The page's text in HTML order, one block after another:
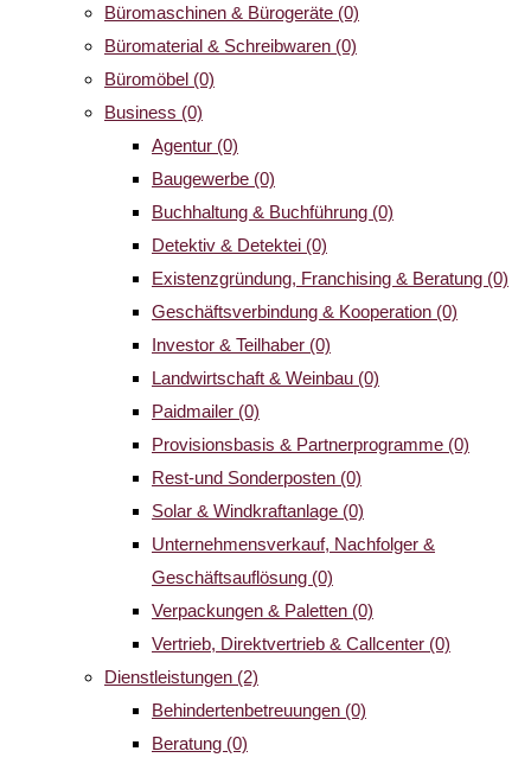
Büromaschinen & Bürogeräte (0)
Büromaterial & Schreibwaren (0)
Büromöbel (0)
Business (0)
Agentur (0)
Baugewerbe (0)
Buchhaltung & Buchführung (0)
Detektiv & Detektei (0)
Existenzgründung, Franchising & Beratung (0)
Geschäftsverbindung & Kooperation (0)
Investor & Teilhaber (0)
Landwirtschaft & Weinbau (0)
Paidmailer (0)
Provisionsbasis & Partnerprogramme (0)
Rest-und Sonderposten (0)
Solar & Windkraftanlage (0)
Unternehmensverkauf, Nachfolger &
Geschäftsauflösung (0)
Verpackungen & Paletten (0)
Vertrieb, Direktvertrieb & Callcenter (0)
Dienstleistungen (2)
Behindertenbetreuungen (0)
Beratung (0)